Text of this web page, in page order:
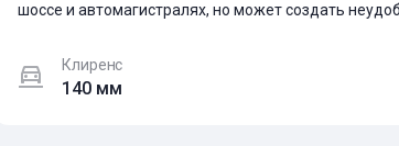
шоссе и автомагистралях, но может создать
Клиренс
140 мм